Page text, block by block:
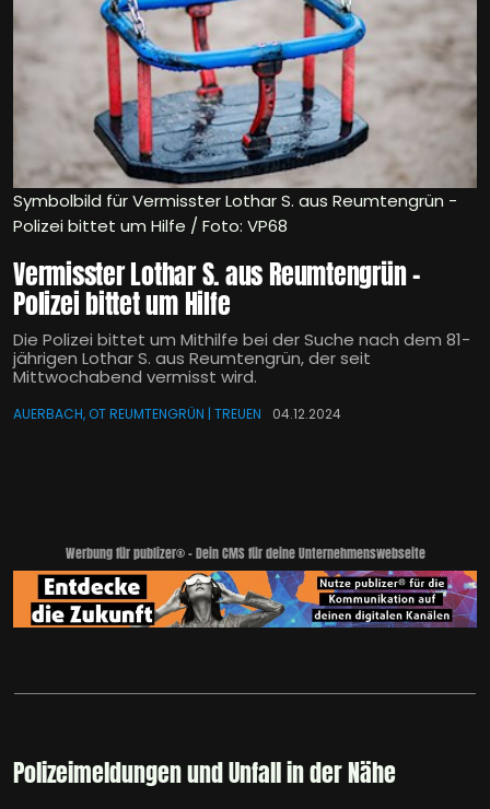
Symbolbild für Vermisster Lothar S. aus Reumtengrün -
Polizei bittet um Hilfe / Foto: VP68
Vermisster Lothar S. aus Reumtengrün -
Polizei bittet um Hilfe
Die Polizei bittet um Mithilfe bei der Suche nach dem 81-
jährigen Lothar S. aus Reumtengrün, der seit
Mittwochabend vermisst wird.
AUERBACH, OT REUMTENGRÜN | TREUEN 04.12.2024
Werbung für publizer® - Dein CMS für deine Unternehmenswebseite
Polizeimeldungen und Unfall in der Nähe